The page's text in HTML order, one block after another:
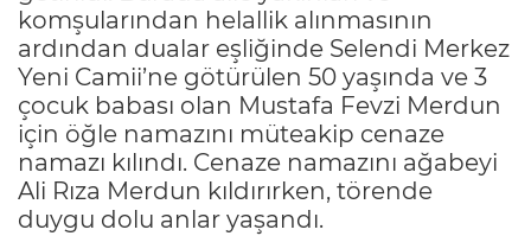
komşularından helallik alınmasının
ardından dualar eşliğinde Selendi Merkez
Yeni Camii’ne götürülen 50 yaşında ve 3
çocuk babası olan Mustafa Fevzi Merdun
için öğle namazını müteakip cenaze
namazı kılındı. Cenaze namazını ağabeyi
Ali Rıza Merdun kıldırırken, törende
duygu dolu anlar yaşandı.